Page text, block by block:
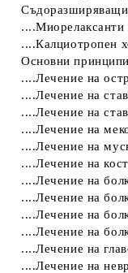
....Миорелаксанти
....Калциотропен
Основни
....Лечение на
....Лечение на
....Лечение на
....Лечение на
....Лечение на
....Лечение на
....Лечение на
....Лечение на
....Лечение на
....Лечение на
....Лечение на
....Лечение на